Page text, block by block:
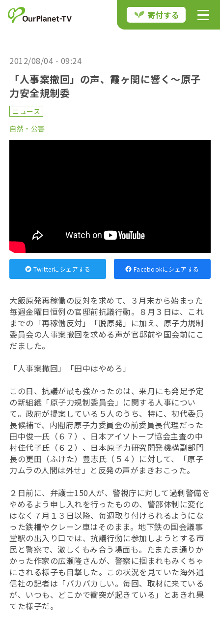
寄付する
2012/08/04 - 09:24
「人事案撤回」の声、霞ヶ関に響く～原子
力安全規制委
ニュース
自然・公害
Twitterにシェアする Facebookにシェアする
大飯原発再稼働の反対を求めて、３月末から始まった
毎週金曜日恒例の官邸前抗議行動。８月３日は、これ
までの「再稼働反対」「脱原発」に加え、原子力規制
委員会の人事案撤回を求める声が官邸前や国会前にこ
だました。
「人事案撤回」「田中はやめろ」
この日、抗議が最も強かったのは、来月にも発足予定
の新組織「原子力規制委員会」に関する人事につい
て。政府が提案している５人のうち、特に、初代委員
長候補で、内閣府原子力委員会の前委員長代理だった
田中俊一氏（６７）、日本アイソトープ協会主査の中
村佳代子氏（６２）、日本原子力研究開発機構副部門
長の更田（ふけた）豊志氏（５４）に対して、「原子
力ムラの人間は外せ」と反発の声がまきおこった。
２日前に、弁護士150人が、警視庁に対して過剰警備を
やめるよう申し入れを行ったものの、警部体制に変化
はなく７月１３日以降、毎週取り付けられるようにな
った鉄柵やクレーン車はそのまま。地下鉄の国会議事
堂駅の出入り口では、抗議行動に参加しようとする市
民と警察で、激しくもみ合う場面も。たまたま通りか
かった作家の広瀬隆さんが、警察に掴まれもみくちゃ
にされる様子も目撃した。この状況を見ていた海外通
信社の記者は「バカバカしい。毎回、取材に来ている
が、いつも、どこかで衝突が起きている」とあきれ果
てた様子だ。